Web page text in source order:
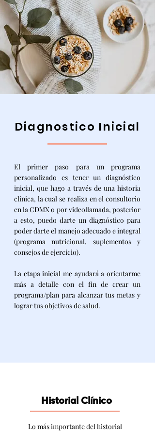
Diagnostico Inicial
El primer paso para un programa
personalizado es tener un diagnóstico
inicial, que hago a través de una historia
clínica, la cual se realiza en el consultorio
en la CDMX o por videollamada, posterior
a esto, puedo darte un diagnóstico para
poder darte el manejo adecuado e integral
(programa nutricional, suplementos y
consejos de ejercicio).
La etapa inicial me ayudará a orientarme
más a detalle con el fin de crear un
programa/plan para alcanzar tus metas y
lograr tus objetivos de salud.
Historial Clínico
Lo más importante del historial